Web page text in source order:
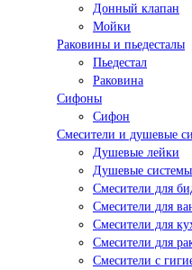
Донный клапан
Мойки
Раковины и пьедесталы
Пьедестал
Раковина
Сифоны
Сифон
Смесители и душевые
Душевые лейки
Душевые системы
Смесители для
Смесители для
Смесители для
Смесители для
Смесители с